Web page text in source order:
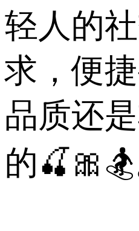
轻人的
求，便
品质还
的🍒🎀🏂